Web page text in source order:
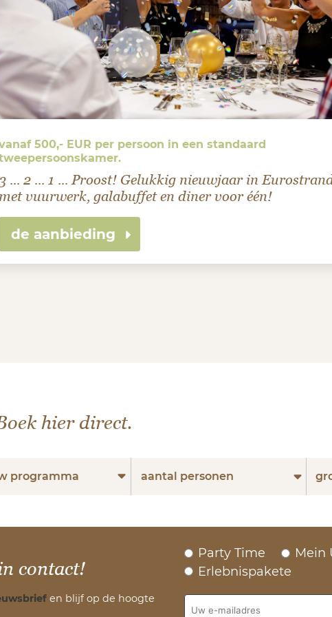
500,- EUR per persoon in een standaard
3 ... 2 ... 1 ... Proost! Gelukkig nieuwjaar in
met vuurwerk, galabuffet en diner voor één!
de aanbieding
hier direct.
programma aantal personen
contact!
en blijf op de hoogte
Party Time
Mein
Erlebnispakete